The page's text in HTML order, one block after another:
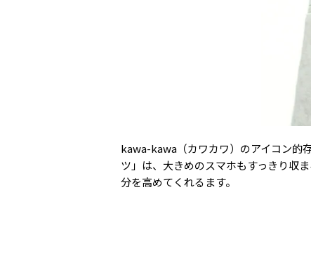
kawa-kawa（カワカワ）のアイコン的
ツ」は、大きめのスマホもすっきり収
分を高めてくれるます。